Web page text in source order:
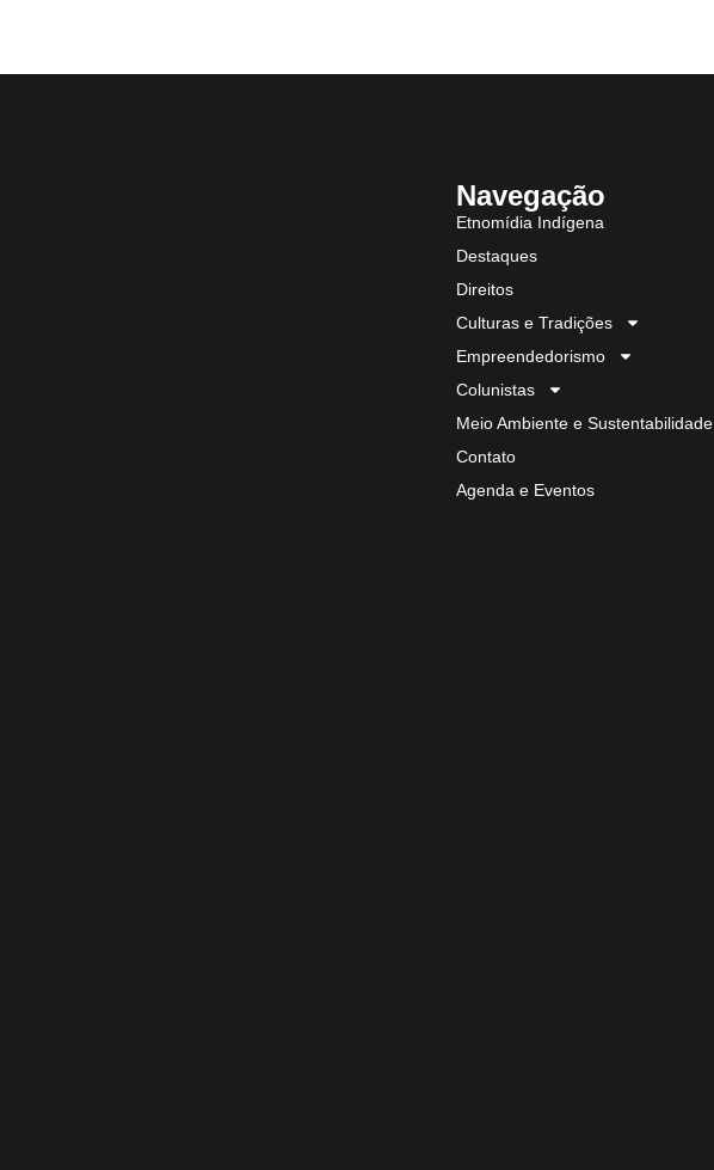
Navegação
Etnomídia Indígena
Destaques
Direitos
Culturas e Tradições
Empreendedorismo
Colunistas
Meio Ambiente e Sustentabilidade
Contato
Agenda e Eventos